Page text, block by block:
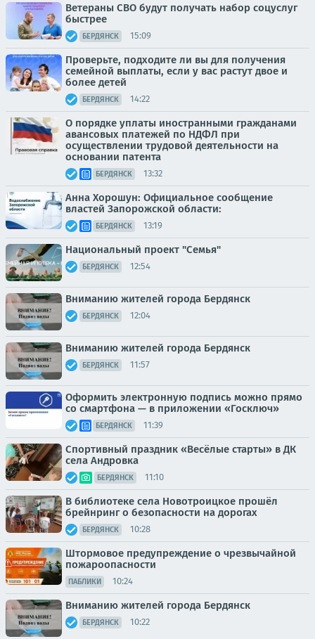
Ветераны СВО будут получать набор соцуслуг
быстрее
БЕРДЯНСК 15:09
Проверьте, подходите ли вы для получения
семейной выплаты, если у вас растут двое и
более детей
БЕРДЯНСК 14:22
О порядке уплаты иностранными гражданами
авансовых платежей по НДФЛ при
осуществлении трудовой деятельности на
основании патента
БЕРДЯНСК 13:32
Анна Хорошун: Официальное сообщение
властей Запорожской области:
БЕРДЯНСК 13:19
Национальный проект "Семья"
БЕРДЯНСК 12:54
Вниманию жителей города Бердянск
БЕРДЯНСК 12:04
Вниманию жителей города Бердянск
БЕРДЯНСК 11:57
Оформить электронную подпись можно прямо
со смартфона — в приложении «Госключ»
БЕРДЯНСК 11:39
Спортивный праздник «Весёлые старты» в ДК
села Андровка
БЕРДЯНСК 11:10
В библиотеке села Новотроицкое прошёл
брейнринг о безопасности на дорогах
БЕРДЯНСК 10:28
Штормовое предупреждение о чрезвычайной
пожароопасности
ПАБЛИКИ 10:24
Вниманию жителей города Бердянск
БЕРДЯНСК 10:22